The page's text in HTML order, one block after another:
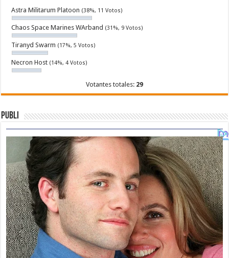
Astra Militarum Platoon (38%, 11 Votos)
Chaos Space Marines WArband (31%, 9 Votos)
Tiranyd Swarm (17%, 5 Votos)
Necron Host (14%, 4 Votos)
Votantes totales: 29
Publi